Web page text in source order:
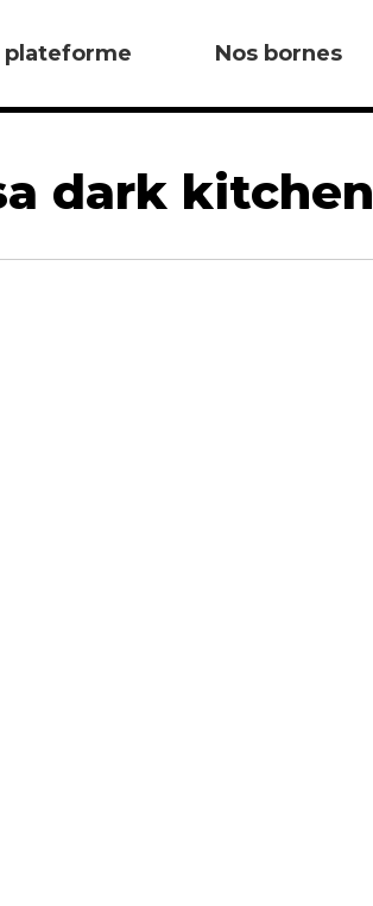
plateforme Nos bornes
dark kitchen